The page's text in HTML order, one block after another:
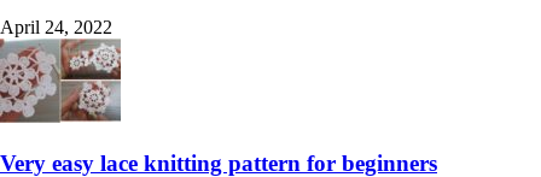
April 24, 2022
Very easy lace knitting pattern for beginners